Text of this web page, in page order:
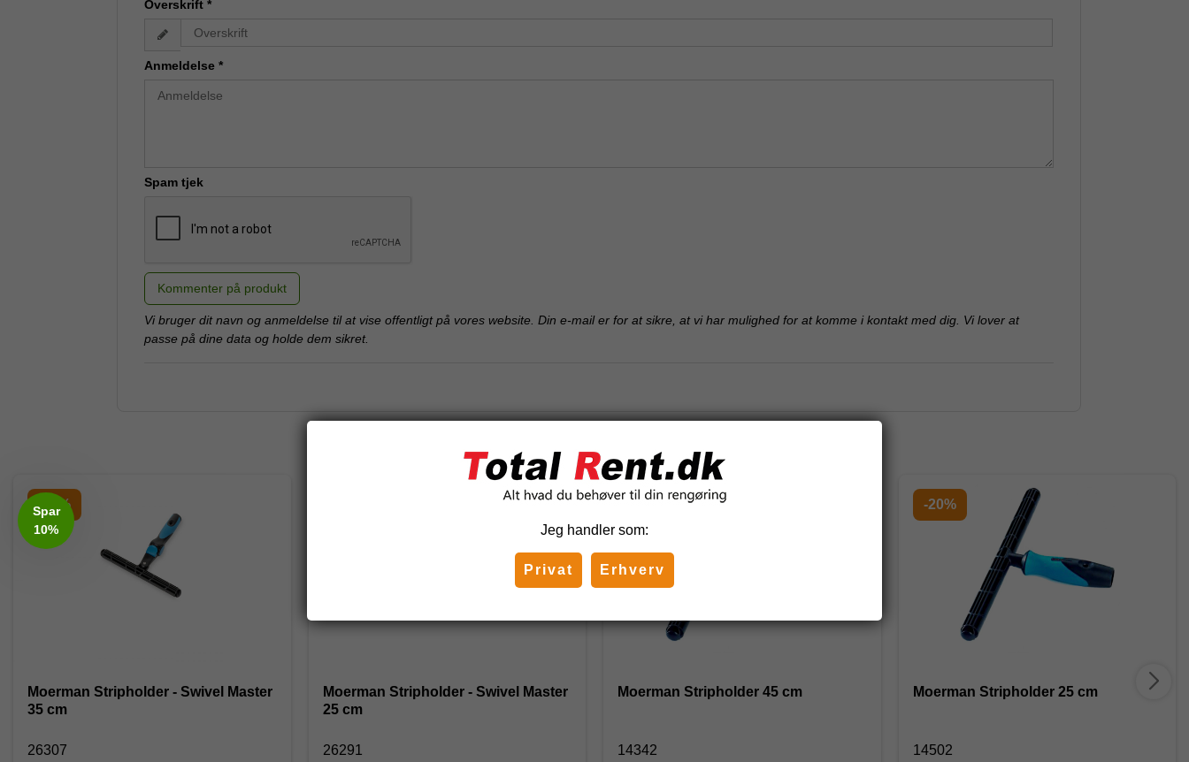
Overskrift *
Anmeldelse *
Spam tjek
Kommenter på produkt
Vi bruger dit navn og anmeldelse til at vise offentligt på vores website. Din e-mail er for at sikre, at vi har mulighed for at komme i kontakt med dig. Vi lover at
passe på dine data og holde dem sikret.
-20%
Moerman Stripholder - Swivel Master
35 cm
26307
Moerman Stripholder - Swivel Master
25 cm
26291
-20%
Moerman Stripholder 45 cm
14342
-20%
Moerman Stripholder 25 cm
14502
Jeg handler som:
Privat Erhverv
Spar
10%